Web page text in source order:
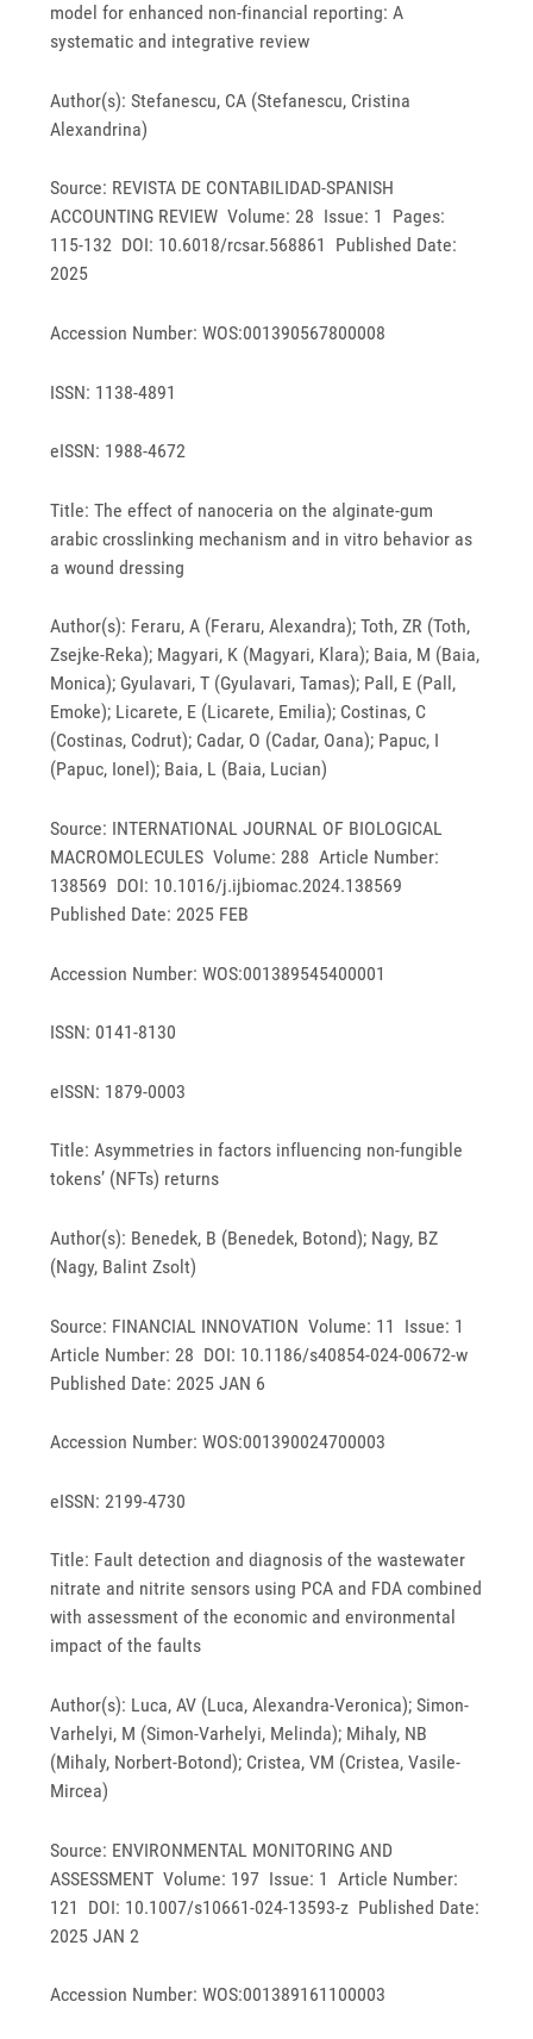
model for enhanced non-financial reporting: A
systematic and integrative review
Author(s): Stefanescu, CA (Stefanescu, Cristina
Alexandrina)
Source: REVISTA DE CONTABILIDAD-SPANISH
ACCOUNTING REVIEW Volume: 28 Issue: 1 Pages:
115-132 DOI: 10.6018/rcsar.568861 Published Date:
2025
Accession Number: WOS:001390567800008
ISSN: 1138-4891
eISSN: 1988-4672
Title: The effect of nanoceria on the alginate-gum
arabic crosslinking mechanism and in vitro behavior as
a wound dressing
Author(s): Feraru, A (Feraru, Alexandra); Toth, ZR (Toth,
Zsejke-Reka); Magyari, K (Magyari, Klara); Baia, M (Baia,
Monica); Gyulavari, T (Gyulavari, Tamas); Pall, E (Pall,
Emoke); Licarete, E (Licarete, Emilia); Costinas, C
(Costinas, Codrut); Cadar, O (Cadar, Oana); Papuc, I
(Papuc, Ionel); Baia, L (Baia, Lucian)
Source: INTERNATIONAL JOURNAL OF BIOLOGICAL
MACROMOLECULES Volume: 288 Article Number:
138569 DOI: 10.1016/j.ijbiomac.2024.138569
Published Date: 2025 FEB
Accession Number: WOS:001389545400001
ISSN: 0141-8130
eISSN: 1879-0003
Title: Asymmetries in factors influencing non-fungible
tokens’ (NFTs) returns
Author(s): Benedek, B (Benedek, Botond); Nagy, BZ
(Nagy, Balint Zsolt)
Source: FINANCIAL INNOVATION Volume: 11 Issue: 1
Article Number: 28 DOI: 10.1186/s40854-024-00672-w
Published Date: 2025 JAN 6
Accession Number: WOS:001390024700003
eISSN: 2199-4730
Title: Fault detection and diagnosis of the wastewater
nitrate and nitrite sensors using PCA and FDA combined
with assessment of the economic and environmental
impact of the faults
Author(s): Luca, AV (Luca, Alexandra-Veronica); Simon-
Varhelyi, M (Simon-Varhelyi, Melinda); Mihaly, NB
(Mihaly, Norbert-Botond); Cristea, VM (Cristea, Vasile-
Mircea)
Source: ENVIRONMENTAL MONITORING AND
ASSESSMENT Volume: 197 Issue: 1 Article Number:
121 DOI: 10.1007/s10661-024-13593-z Published Date:
2025 JAN 2
Accession Number: WOS:001389161100003